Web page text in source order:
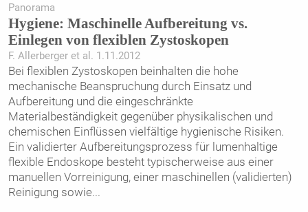
Panorama
Hygiene: Maschinelle Aufbereitung vs.
Einlegen von flexiblen Zystoskopen
F. Allerberger et al. 1.11.2012
Bei flexiblen Zystoskopen beinhalten die hohe
mechanische Beanspruchung durch Einsatz und
Aufbereitung und die eingeschränkte
Materialbeständigkeit gegenüber physikalischen und
chemischen Einflüssen vielfältige hygienische Risiken.
Ein validierter Aufbereitungsprozess für lumenhaltige
flexible Endoskope besteht typischerweise aus einer
manuellen Vorreinigung, einer maschinellen (validierten)
Reinigung sowie...